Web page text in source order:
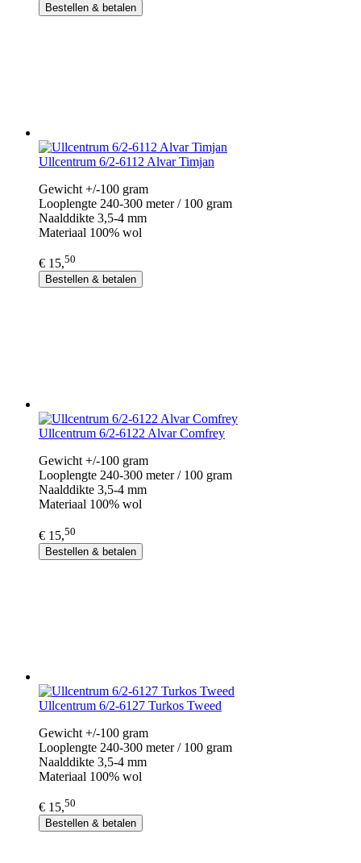
Bestellen & betalen
Ullcentrum 6/2-6112 Alvar Timjan
Gewicht +/-100 gram
Looplengte 240-300 meter / 100 gram
Naalddikte 3,5-4 mm
Materiaal 100% wol
€ 15,50
Bestellen & betalen
Ullcentrum 6/2-6122 Alvar Comfrey
Gewicht +/-100 gram
Looplengte 240-300 meter / 100 gram
Naalddikte 3,5-4 mm
Materiaal 100% wol
€ 15,50
Bestellen & betalen
Ullcentrum 6/2-6127 Turkos Tweed
Gewicht +/-100 gram
Looplengte 240-300 meter / 100 gram
Naalddikte 3,5-4 mm
Materiaal 100% wol
€ 15,50
Bestellen & betalen